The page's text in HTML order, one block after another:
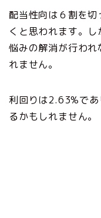
配当性向は６割を
くと思われます。
悩みの解消が行わ
れません。
利回りは2.63%であ
るかもしれません。